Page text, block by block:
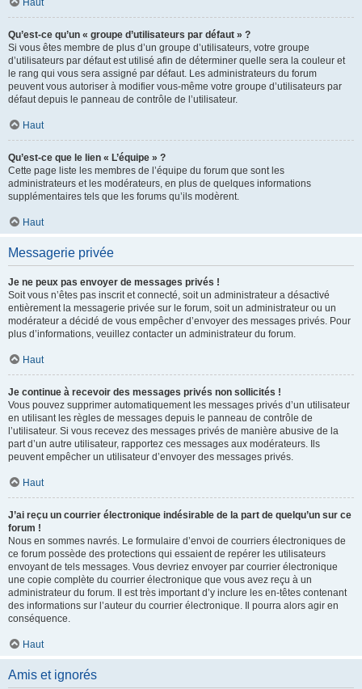
Haut
Qu’est-ce qu’un « groupe d’utilisateurs par défaut » ?
Si vous êtes membre de plus d’un groupe d’utilisateurs, votre groupe
d’utilisateurs par défaut est utilisé afin de déterminer quelle sera la couleur et
le rang qui vous sera assigné par défaut. Les administrateurs du forum
peuvent vous autoriser à modifier vous-même votre groupe d’utilisateurs par
défaut depuis le panneau de contrôle de l’utilisateur.
Haut
Qu’est-ce que le lien « L’équipe » ?
Cette page liste les membres de l’équipe du forum que sont les
administrateurs et les modérateurs, en plus de quelques informations
supplémentaires tels que les forums qu’ils modèrent.
Haut
Messagerie privée
Je ne peux pas envoyer de messages privés !
Soit vous n’êtes pas inscrit et connecté, soit un administrateur a désactivé
entièrement la messagerie privée sur le forum, soit un administrateur ou un
modérateur a décidé de vous empêcher d’envoyer des messages privés. Pour
plus d’informations, veuillez contacter un administrateur du forum.
Haut
Je continue à recevoir des messages privés non sollicités !
Vous pouvez supprimer automatiquement les messages privés d’un utilisateur
en utilisant les règles de messages depuis le panneau de contrôle de
l’utilisateur. Si vous recevez des messages privés de manière abusive de la
part d’un autre utilisateur, rapportez ces messages aux modérateurs. Ils
peuvent empêcher un utilisateur d’envoyer des messages privés.
Haut
J’ai reçu un courrier électronique indésirable de la part de quelqu’un sur ce
forum !
Nous en sommes navrés. Le formulaire d’envoi de courriers électroniques de
ce forum possède des protections qui essaient de repérer les utilisateurs
envoyant de tels messages. Vous devriez envoyer par courrier électronique
une copie complète du courrier électronique que vous avez reçu à un
administrateur du forum. Il est très important d’y inclure les en-têtes contenant
des informations sur l’auteur du courrier électronique. Il pourra alors agir en
conséquence.
Haut
Amis et ignorés